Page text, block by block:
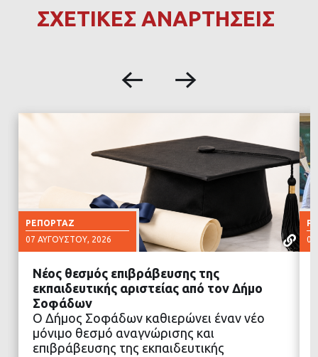
ΣΧΕΤΙΚΕΣ ΑΝΑΡΤΗΣΕΙΣ
ΡΕΠΟΡΤΆΖ
07 ΑΥΓΟΎΣΤΟΥ, 2026
ΔΙΑΒΑΣΤΕ ΠΕΡΙΣΣΟΤΕΡΑ
Νέος θεσμός επιβράβευσης της
εκπαιδευτικής αριστείας από τον Δήμο
Σοφάδων
Ο Δήμος Σοφάδων καθιερώνει έναν νέο
μόνιμο θεσμό αναγνώρισης και
επιβράβευσης της εκπαιδευτικής